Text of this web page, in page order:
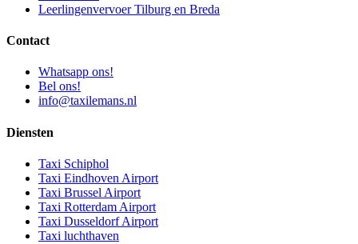
Leerlingenvervoer Tilburg en Breda
Contact
Whatsapp ons!
Bel ons!
info@taxilemans.nl
Diensten
Taxi Schiphol
Taxi Eindhoven Airport
Taxi Brussel Airport
Taxi Rotterdam Airport
Taxi Dusseldorf Airport
Taxi luchthaven